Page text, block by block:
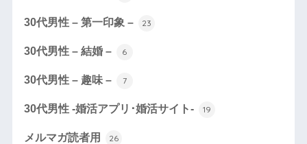
30代男性 – 第一印象 – 23
30代男性 – 結婚 – 6
30代男性 – 趣味 – 7
30代男性 -婚活アプリ･婚活サイト- 19
メルマガ読者用 26